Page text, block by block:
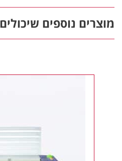
מוצרים נוספים